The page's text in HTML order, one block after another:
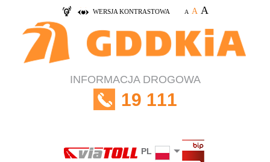
WERSJA KONTRASTOWA A A A
INFORMACJA DROGOWA
19 111
PL